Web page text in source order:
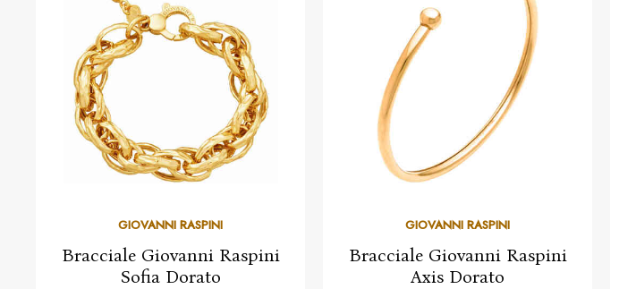
GIOVANNI RASPINI
Bracciale Giovanni Raspini
Sofia Dorato
GIOVANNI RASPINI
Bracciale Giovanni Raspini
Axis Dorato